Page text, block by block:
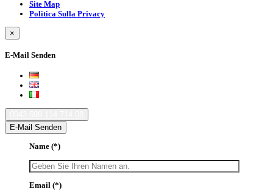
Site Map
Politica Sulla Privacy
×
E-Mail Senden
E-Mail Senden
Name (*)
Email (*)